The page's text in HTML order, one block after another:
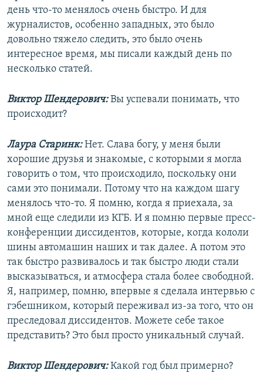
день что-то менялось очень быстро. И для
журналистов, особенно западных, это было
довольно тяжело следить, это было очень
интересное время, мы писали каждый день по
несколько статей.
Виктор Шендерович:Вы успевали понимать, что
происходит?
Лаура Старинк:Нет. Слава богу, у меня были
хорошие друзья и знакомые, с которыми я могла
говорить о том, что происходило, поскольку они
сами это понимали. Потому что на каждом шагу
менялось что-то. Я помню, когда я приехала, за
мной еще следили из КГБ. И я помню первые пресс-
конференции диссидентов, которые, когда кололи
шины автомашин наших и так далее. А потом это
так быстро развивалось и так быстро люди стали
высказываться, и атмосфера стала более свободной.
Я, например, помню, впервые я сделала интервью с
гэбешником, который переживал из-за того, что он
преследовал диссидентов. Можете себе такое
представить? Это был просто уникальный случай.
Виктор Шендерович:Какой год был примерно?